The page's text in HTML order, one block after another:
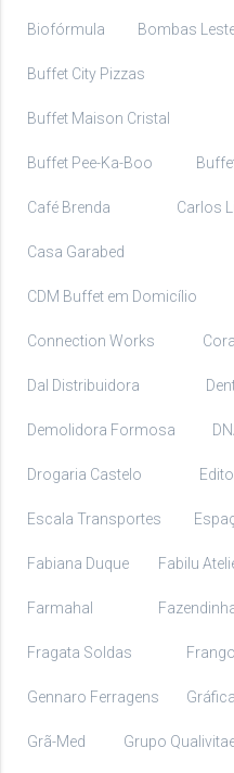
Biofórmula Bombas
Buffet City Pizzas
Buffet Maison Cristal
Buffet Pee-Ka-Boo
Café Brenda Carlos
Casa Garabed
CDM Buffet em Domicílio
Connection Works
Dal Distribuidora
Demolidora Formosa
Drogaria Castelo
Escala Transportes
Fabiana Duque Fabilu
Farmahal
Fragata Soldas
Gennaro Ferragens
Grã-Med Grupo